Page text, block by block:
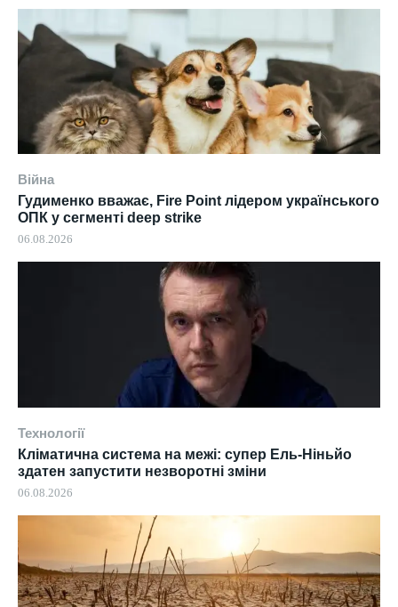
Війна
Гудименко вважає, Fire Point лідером українського
ОПК у сегменті deep strike
06.08.2026
Технології
Кліматична система на межі: супер Ель-Ніньйо
здатен запустити незворотні зміни
06.08.2026